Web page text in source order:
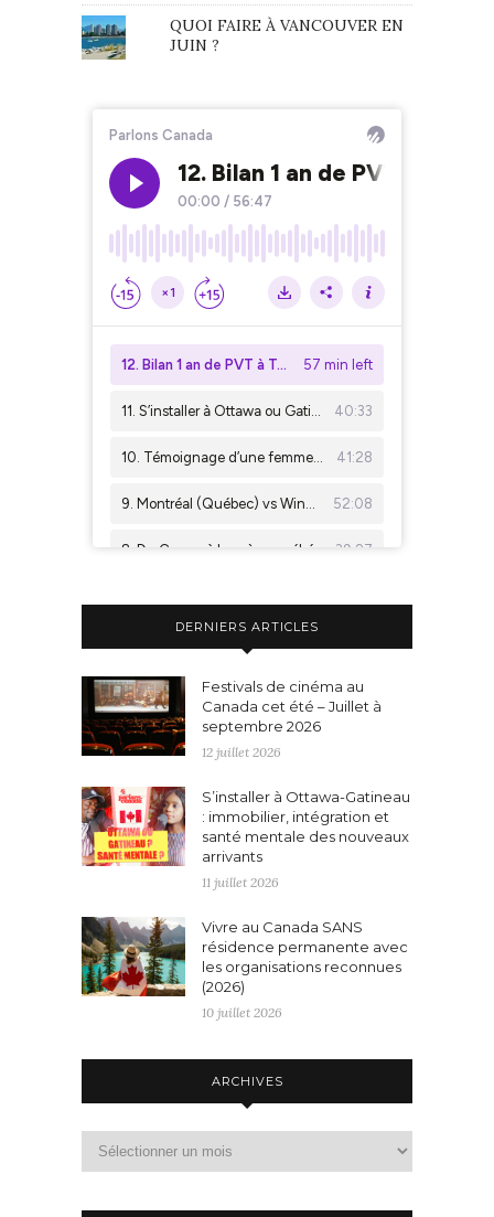
QUOI FAIRE À VANCOUVER EN
JUIN ?
DERNIERS ARTICLES
Festivals de cinéma au
Canada cet été – Juillet à
septembre 2026
12 juillet 2026
S’installer à Ottawa-Gatineau
: immobilier, intégration et
santé mentale des nouveaux
arrivants
11 juillet 2026
Vivre au Canada SANS
résidence permanente avec
les organisations reconnues
(2026)
10 juillet 2026
ARCHIVES